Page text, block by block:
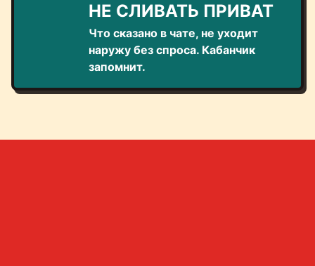
НЕ СЛИВАТЬ ПРИВАТ
Что сказано в чате, не уходит
наружу без спроса. Кабанчик
запомнит.